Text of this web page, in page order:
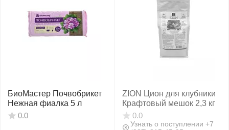
БиоМастер Почвобрикет
Нежная фиалка 5 л
0.0
ZION Цион для клубники
Крафтовый мешок 2,3 кг
0.0
Узнать о поступлении +7